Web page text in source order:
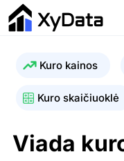
Kuro kainos
Kuro skaičiuoklė
Viada